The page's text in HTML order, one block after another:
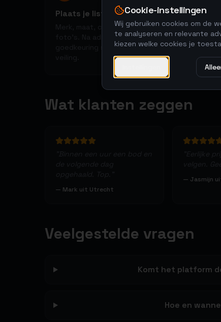
Plaats je listing
Merk, maat, conditie en
goedkeuring start de
Kopers
48-uurs
sniping.
de prijs.
Wat klanten zeggen
— Mark uit Utrecht
— Jasmijn
Veelgestelde vragen
Komt het platform
Hoe en
Cookie-instellingen
Wij gebruiken cookies om de
te analyseren en relevante
kiezen welke cookies je